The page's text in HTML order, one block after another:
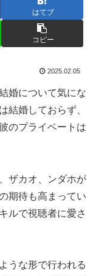
はてブ
コピー
2025.02.05
婚について気にな
結婚しておらず、
のプライベートは
ザカオ、ンダホが
期待も高まってい
ルで視聴者に愛さ
うな形で行われる